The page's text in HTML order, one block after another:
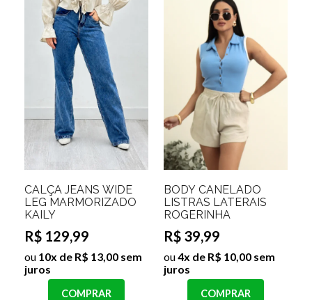
CALÇA JEANS WIDE
LEG MARMORIZADO
KAILY
R$ 129,99
ou 10x de R$ 13,00 sem
juros
COMPRAR
BODY CANELADO
LISTRAS LATERAIS
ROGERINHA
R$ 39,99
ou4x de R$ 10,00 sem
juros
COMPRAR